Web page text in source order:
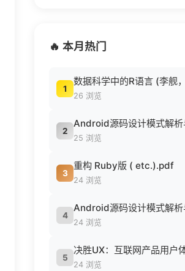
🔥 本月热门
1
26 浏览
2
25 浏览
3
重构 Ruby版 ( etc.).pdf
24 浏览
4
24 浏览
5
24 浏览